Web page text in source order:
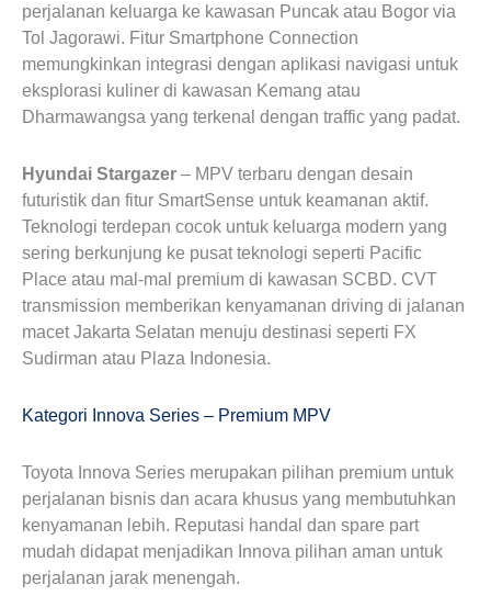
perjalanan keluarga ke kawasan Puncak atau Bogor via
Tol Jagorawi. Fitur Smartphone Connection
memungkinkan integrasi dengan aplikasi navigasi untuk
eksplorasi kuliner di kawasan Kemang atau
Dharmawangsa yang terkenal dengan traffic yang padat.
Hyundai Stargazer – MPV terbaru dengan desain
futuristik dan fitur SmartSense untuk keamanan aktif.
Teknologi terdepan cocok untuk keluarga modern yang
sering berkunjung ke pusat teknologi seperti Pacific
Place atau mal-mal premium di kawasan SCBD. CVT
transmission memberikan kenyamanan driving di jalanan
macet Jakarta Selatan menuju destinasi seperti FX
Sudirman atau Plaza Indonesia.
Kategori Innova Series – Premium MPV
Toyota Innova Series merupakan pilihan premium untuk
perjalanan bisnis dan acara khusus yang membutuhkan
kenyamanan lebih. Reputasi handal dan spare part
mudah didapat menjadikan Innova pilihan aman untuk
perjalanan jarak menengah.